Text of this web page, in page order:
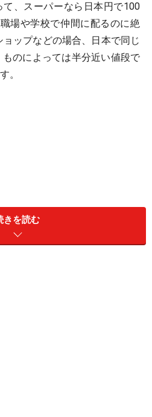
、スーパーなら日本円で100
場や学校で仲間に配るのに絶
ップなどの場合、日本で同じ
のによっては半分近い値段で
。
きを読む